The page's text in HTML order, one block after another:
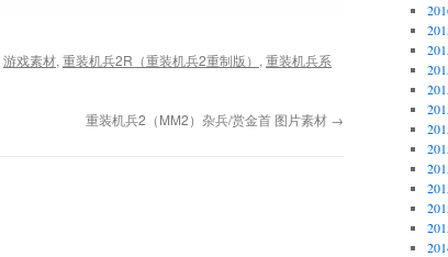
游戏素材, 重装机兵2R（重装机兵2重制版） , 重装机兵系
重装机兵2（MM2）杂兵/赏金首 图片素材 →